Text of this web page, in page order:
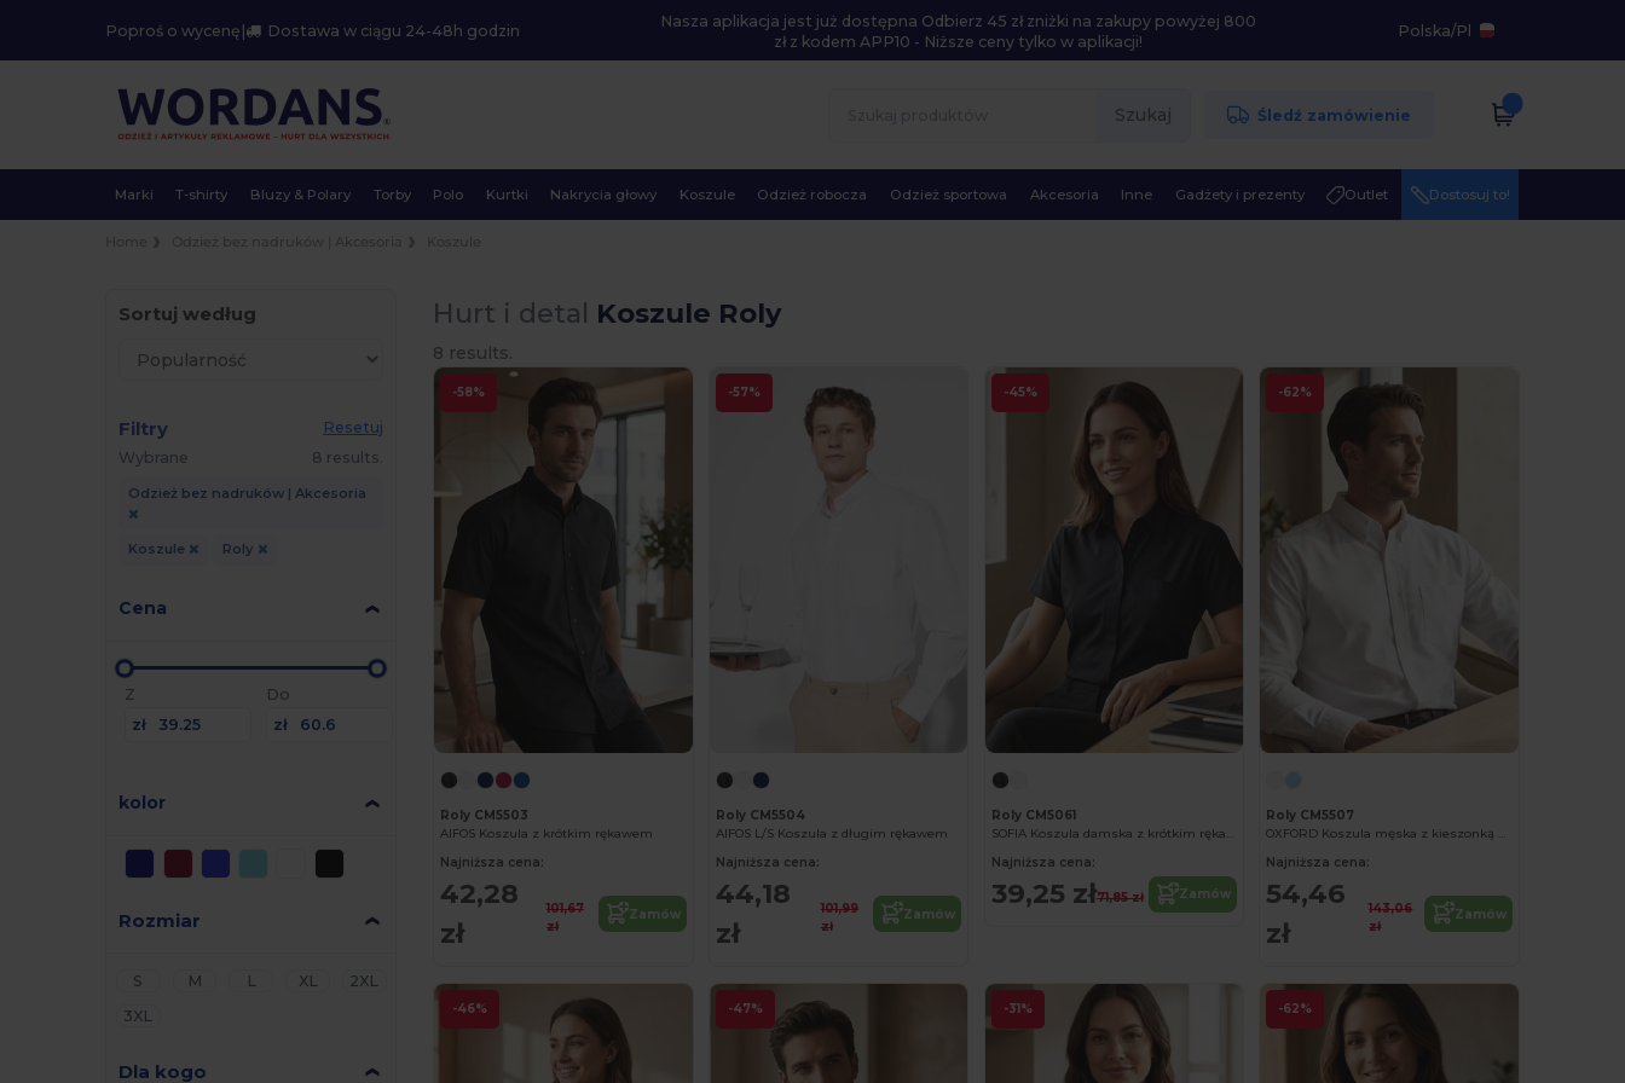
Poproś o wycenę | Dostawa w ciągu 24-48h godzin
Nasza aplikacja jest już dostępna Odbierz 45 zł zniżki na zakupy powyżej 800
zł z kodem APP10 - Niższe ceny tylko w aplikacji!
Polska/Pl
Szukaj Śledź zamówienie
Marki T-shirty Bluzy & Polary Torby Polo Kurtki Nakrycia głowy Koszule Odzież robocza Odzież sportowa Akcesoria Inne Gadżety i prezenty Outlet Dostosuj to!
Sortuj według
Filtry
Resetuj
Wybrane
8 results.
Odzież bez nadruków | Akcesoria
Koszule Roly
Cena
Z
zł
Do
zł
kolor
Rozmiar
S M L XL
2XL
3XL
Dla kogo
Hurt i detal Koszule Roly
8 results.
-58%
Roly CM5503
AIFOS Koszula z krótkim rękawem
Najniższa cena:
42,28
zł
101,67
zł
Zamów
-57%
Roly CM5504
AIFOS L/S Koszula z długim rękawem
Najniższa cena:
44,18
zł
101,99
zł
Zamów
-45%
Roly CM5061
SOFIA Koszula damska z krótkim rękawem i kieszenią na lewej piersi
Najniższa cena:
39,25 zł71,85 zł Zamów
-62%
Roly CM5507
OXFORD Koszula męska z kieszonką na lewej piersi
Najniższa cena:
54,46
zł
143,06
zł
Zamów
-46% -47% -31% -62%